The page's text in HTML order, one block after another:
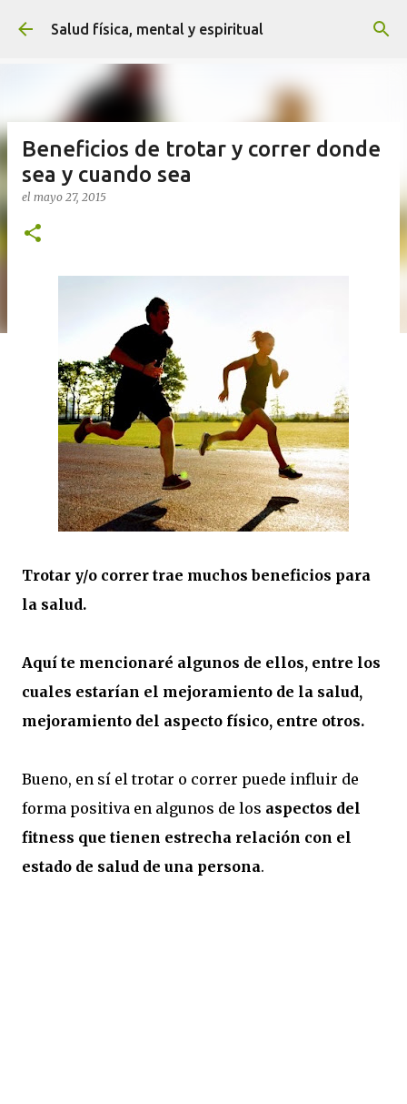
Ir al contenido principal
Salud física, mental y espiritual
Beneficios de trotar y correr donde
sea y cuando sea
el mayo 27, 2015
Trotar y/o correr trae muchos beneficios para
la salud.
Aquí te mencionaré algunos de ellos, entre los
cuales estarían el mejoramiento de la salud,
mejoramiento del aspecto físico, entre otros.
Bueno, en sí el trotar o correr puede influir de
forma positiva en algunos de los aspectos del
fitness que tienen estrecha relación con el
estado de salud de una persona.